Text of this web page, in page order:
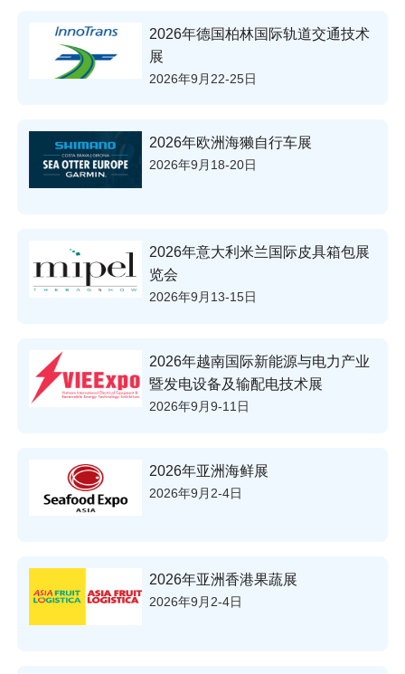
2026年德国柏林国际轨道交通技术
展
2026年9月22-25日
2026年欧洲海獭自行车展
2026年9月18-20日
2026年意大利米兰国际皮具箱包展
览会
2026年9月13-15日
2026年越南国际新能源与电力产业
暨发电设备及输配电技术展
2026年9月9-11日
2026年亚洲海鲜展
2026年9月2-4日
2026年亚洲香港果蔬展
2026年9月2-4日